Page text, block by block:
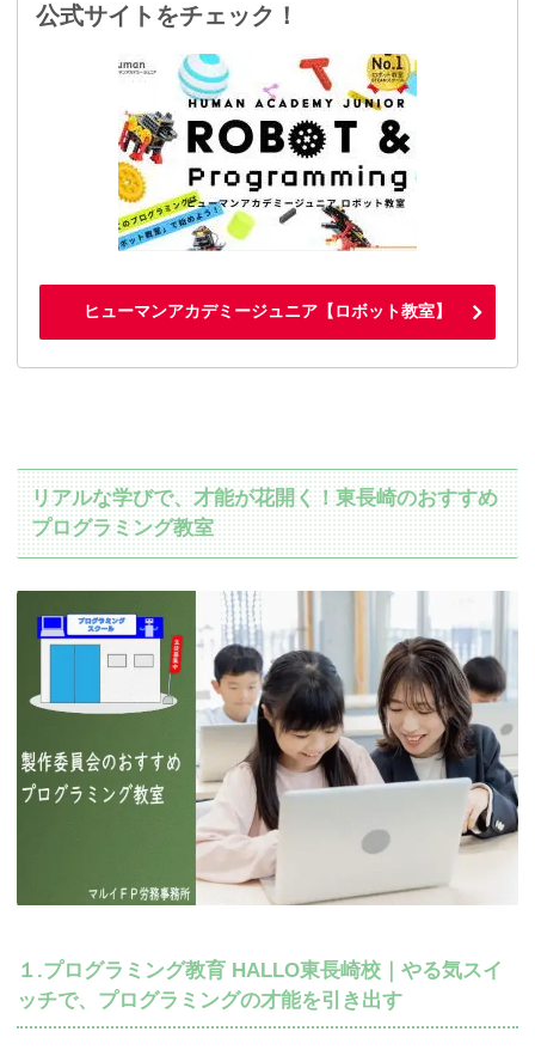
公式サイトをチェック！
ヒューマンアカデミージュニア【ロボット教室】
リアルな学びで、才能が花開く！東長崎のおすすめ
プログラミング教室
１.プログラミング教育 HALLO東長崎校｜やる気スイ
ッチで、プログラミングの才能を引き出す